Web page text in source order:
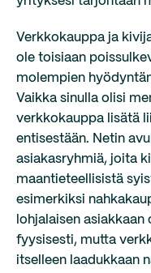
Verkkokauppa ja
ole toisiaan
molempien
Vaikka sinulla olisi
verkkokauppa lisätä
entisestään. Netin
asiakasryhmiä, joita
maantieteellisistä
esimerkiksi
lohjalaisen
fyysisesti, mutta
itselleen laadukkaan